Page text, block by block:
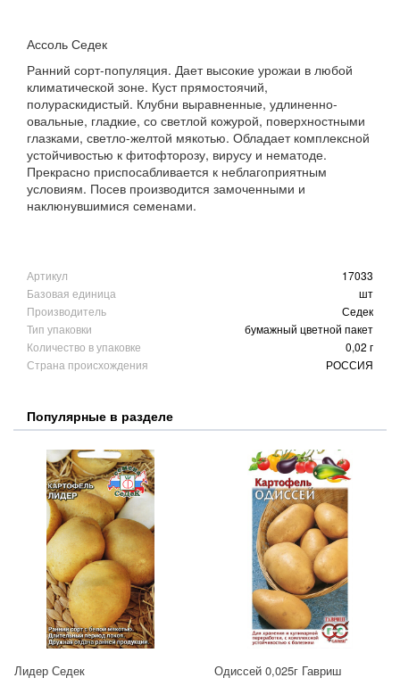
Ассоль Седек
Ранний сорт-популяция. Дает высокие урожаи в любой
климатической зоне. Куст прямостоячий,
полураскидистый. Клубни выравненные, удлиненно-
овальные, гладкие, со светлой кожурой, поверхностными
глазками, светло-желтой мякотью. Обладает комплексной
устойчивостью к фитофторозу, вирусу и нематоде.
Прекрасно приспосабливается к неблагоприятным
условиям. Посев производится замоченными и
наклюнувшимися семенами.
Артикул
17033
Базовая единица
шт
Производитель
Седек
Тип упаковки
бумажный цветной пакет
Количество в упаковке
0,02 г
Страна происхождения
РОССИЯ
Популярные в разделе
Лидер Седек Одиссей 0,025г Гавриш